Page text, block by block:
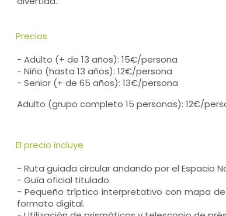
Precios
- Adulto (+ de 13 años): 15€/persona
- Niño (hasta 13 años): 12€/persona
- Senior (+ de 65 años): 13€/persona
Adulto (grupo completo 15 personas): 12€/
El precio incluye
- Ruta guiada circular andando por el Espacio
- Guía oficial titulado.
- Pequeño tríptico interpretativo con mapa
formato digital.